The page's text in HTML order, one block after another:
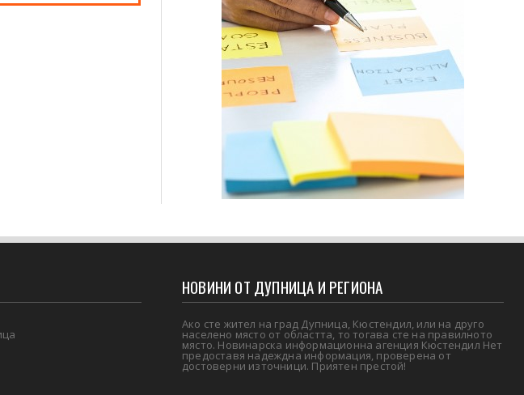
НОВИНИ ОТ ДУПНИЦА И РЕГИОНА
Ако сте жител на град Дупница, Кюстендил, или на друго
населено място от областта, то тогава сте на правилното
място. Новинарска информационна агенция Кюстендил Нет
предоставя надеждна информация, проверена от
достоверни източници. Приятен престой!